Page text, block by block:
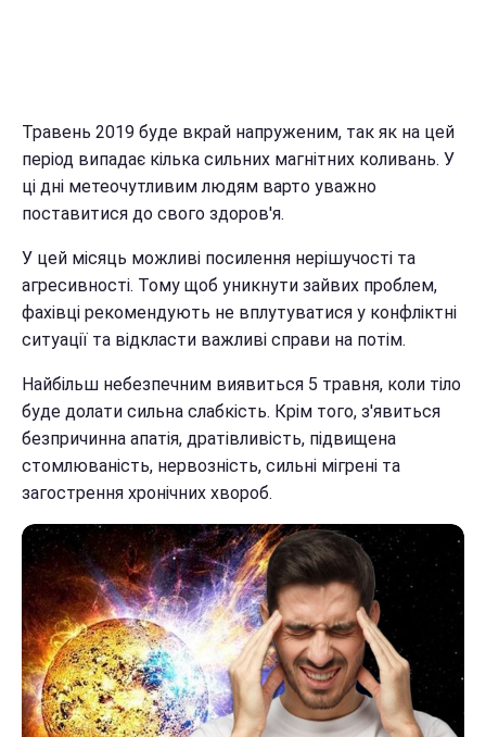
Травень 2019 буде вкрай напруженим, так як на цей
період випадає кілька сильних магнітних коливань. У
ці дні метеочутливим людям варто уважно
поставитися до свого здоров'я.
У цей місяць можливі посилення нерішучості та
агресивності. Тому щоб уникнути зайвих проблем,
фахівці рекомендують не вплутуватися у конфліктні
ситуації та відкласти важливі справи на потім.
Найбільш небезпечним виявиться 5 травня, коли тіло
буде долати сильна слабкість. Крім того, з'явиться
безпричинна апатія, дратівливість, підвищена
стомлюваність, нервозність, сильні мігрені та
загострення хронічних хвороб.